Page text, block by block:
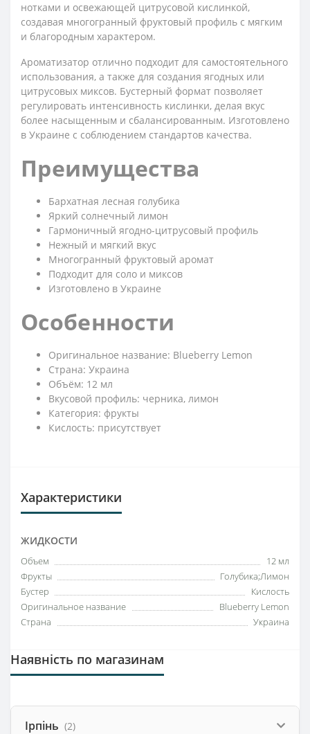
нотками и освежающей цитрусовой кислинкой,
создавая многогранный фруктовый профиль с мягким
и благородным характером.
Ароматизатор отлично подходит для самостоятельного
использования, а также для создания ягодных или
цитрусовых миксов. Бустерный формат позволяет
регулировать интенсивность кислинки, делая вкус
более насыщенным и сбалансированным. Изготовлено
в Украине с соблюдением стандартов качества.
Преимущества
Бархатная лесная голубика
Яркий солнечный лимон
Гармоничный ягодно-цитрусовый профиль
Нежный и мягкий вкус
Многогранный фруктовый аромат
Подходит для соло и миксов
Изготовлено в Украине
Особенности
Оригинальное название: Blueberry Lemon
Страна: Украина
Объём: 12 мл
Вкусовой профиль: черника, лимон
Категория: фрукты
Кислость: присутствует
Характеристики
ЖИДКОСТИ
Объем
12 мл
Фрукты
Голубика;Лимон
Бустер
Кислость
Оригинальное название
Blueberry Lemon
Страна
Украина
Наявність по магазинам
Ірпінь (2)